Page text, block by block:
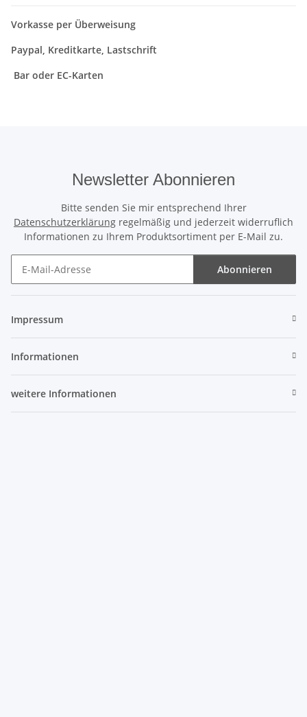
Vorkasse per Überweisung
Paypal, Kreditkarte, Lastschrift
Bar oder EC-Karten
Newsletter Abonnieren
Bitte senden Sie mir entsprechend Ihrer
Datenschutzerklärung regelmäßig und jederzeit widerruflich
Informationen zu Ihrem Produktsortiment per E-Mail zu.
Abonnieren
Impressum
Informationen
weitere Informationen